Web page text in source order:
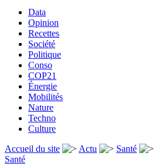
Data
Opinion
Recettes
Société
Politique
Conso
COP21
Énergie
Mobilités
Nature
Techno
Culture
Accueil du site
Actu Santé
Santé